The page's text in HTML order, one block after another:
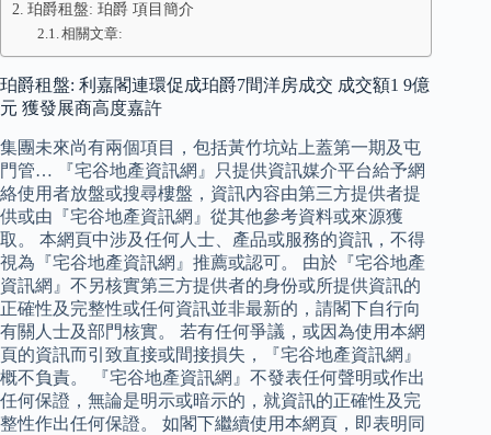
珀爵租盤: 珀爵 項目簡介
相關文章:
珀爵租盤: 利嘉閣連環促成珀爵7間洋房成交 成交額1 9億
元 獲發展商高度嘉許
集團未來尚有兩個項目，包括黃竹坑站上蓋第一期及屯
門管… 『宅谷地產資訊網』只提供資訊媒介平台給予網
絡使用者放盤或搜尋樓盤，資訊內容由第三方提供者提
供或由『宅谷地產資訊網』從其他參考資料或來源獲
取。 本網頁中涉及任何人士、產品或服務的資訊，不得
視為『宅谷地產資訊網』推薦或認可。 由於『宅谷地產
資訊網』不另核實第三方提供者的身份或所提供資訊的
正確性及完整性或任何資訊並非最新的，請閣下自行向
有關人士及部門核實。 若有任何爭議，或因為使用本網
頁的資訊而引致直接或間接損失，『宅谷地產資訊網』
概不負責。 『宅谷地產資訊網』不發表任何聲明或作出
任何保證，無論是明示或暗示的，就資訊的正確性及完
整性作出任何保證。 如閣下繼續使用本網頁，即表明同